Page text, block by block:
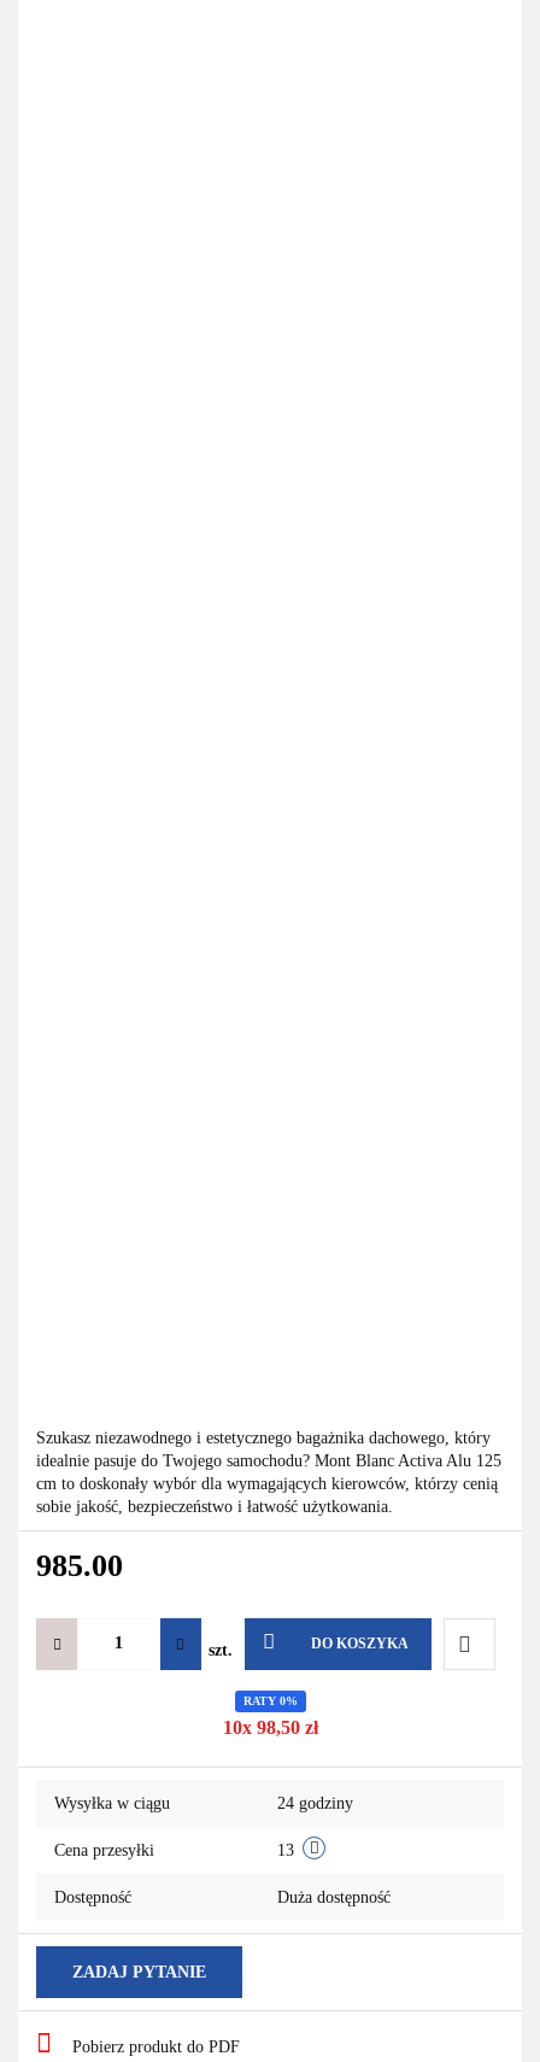
Szukasz niezawodnego i estetycznego bagażnika dachowego, który
idealnie pasuje do Twojego samochodu? Mont Blanc Activa Alu 125
cm to doskonały wybór dla wymagających kierowców, którzy cenią
sobie jakość, bezpieczeństwo i łatwość użytkowania.
985.00
szt. DO KOSZYKA
RATY 0%
10x 98,50 zł
Wysyłka w ciągu 24 godziny
Cena przesyłki 13
Dostępność Duża dostępność
ZADAJ PYTANIE
Pobierz produkt do PDF